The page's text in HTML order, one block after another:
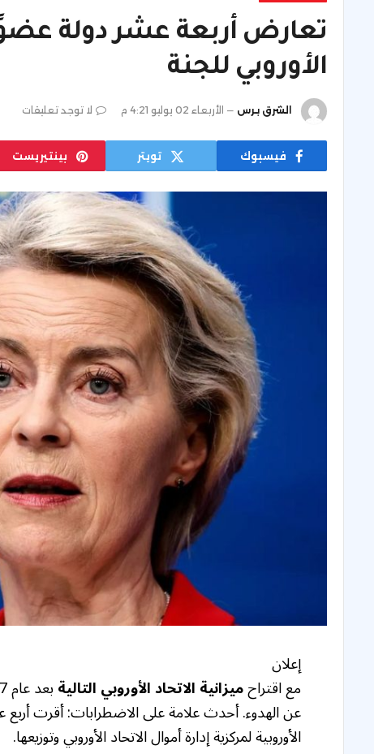
تعارض أربعة عشر دولة عضوًا
الأوروبي للجنة
الشرق برس الأربعاء 02 يوليو 4:21 م لا توجد تعليقات
فيسبوك تويتر بينتيريست
إعلان
مع اقتراحميزانية الاتحاد الأوروبي التالية
عن الهدوء. أحدث علامة على الاضطرابات: أقرت
الأوروبية لمركزية إدارة أموال الاتحاد الأوروبي وتوزيعها.